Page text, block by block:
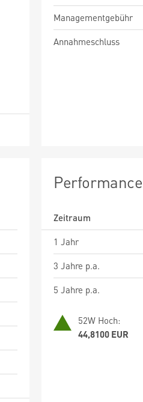
Managementgebühr
Annahmeschluss
Performance
Zeitraum
1 Jahr
3 Jahre p.a.
5 Jahre p.a.
52W Hoch:
44,8100 EUR